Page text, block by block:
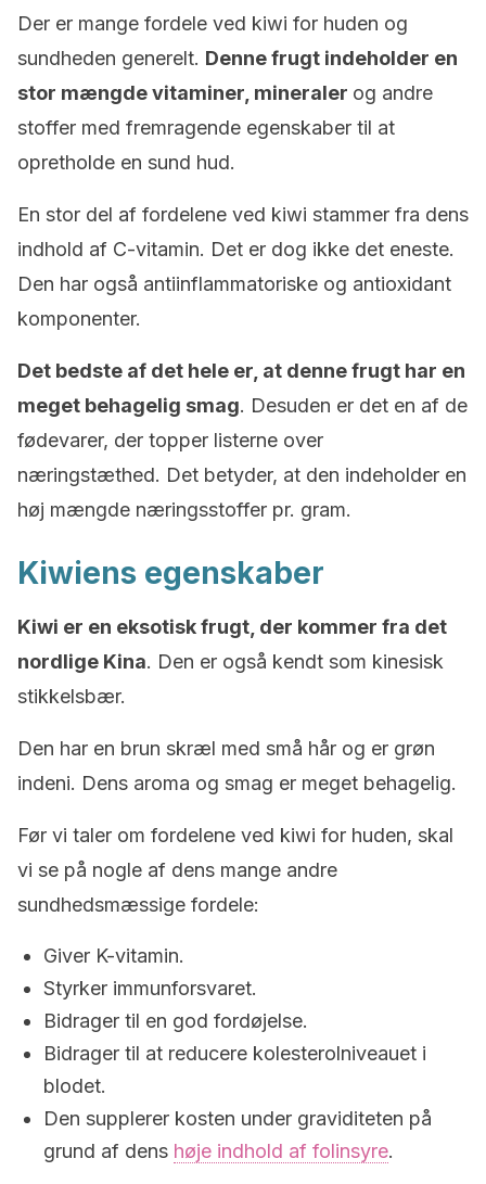
Der er mange fordele ved kiwi for huden og
sundheden generelt. Denne frugt indeholder en
stor mængde vitaminer, mineraler og andre
stoffer med fremragende egenskaber til at
opretholde en sund hud.
En stor del af fordelene ved kiwi stammer fra dens
indhold af C-vitamin. Det er dog ikke det eneste.
Den har også antiinflammatoriske og antioxidant
komponenter.
Det bedste af det hele er, at denne frugt har en
meget behagelig smag. Desuden er det en af de
fødevarer, der topper listerne over
næringstæthed. Det betyder, at den indeholder en
høj mængde næringsstoffer pr. gram.
Kiwiens egenskaber
Kiwi er en eksotisk frugt, der kommer fra det
nordlige Kina. Den er også kendt som kinesisk
stikkelsbær.
Den har en brun skræl med små hår og er grøn
indeni. Dens aroma og smag er meget behagelig.
Før vi taler om fordelene ved kiwi for huden, skal
vi se på nogle af dens mange andre
sundhedsmæssige fordele:
Giver K-vitamin.
Styrker immunforsvaret.
Bidrager til en god fordøjelse.
Bidrager til at reducere kolesterolniveauet i
blodet.
Den supplerer kosten under graviditeten på
grund af dens høje indhold af folinsyre.